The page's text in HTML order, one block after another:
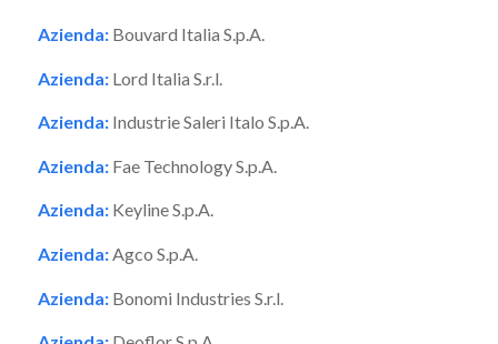
Azienda: Bouvard Italia S.p.A.
Azienda: Lord Italia S.r.l.
Azienda: Industrie Saleri Italo S.p.A.
Azienda: Fae Technology S.p.A.
Azienda: Keyline S.p.A.
Azienda:Agco S.p.A.
Azienda: Bonomi Industries S.r.l.